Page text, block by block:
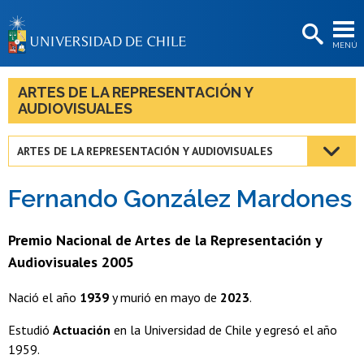
MENÚ
BIBLIOTECAS
LA UNIVERSIDAD
Estudiantes
Egresadas/os
ARTES DE LA REPRESENTACIÓN Y
AUDIOVISUALES
ARTES DE LA REPRESENTACIÓN Y AUDIOVISUALES
Fernando González Mardones
Premio Nacional de Artes de la Representación y
Audiovisuales 2005
Nació el año 1939 y murió en mayo de 2023.
Estudió Actuación en la Universidad de Chile y egresó el año
1959.